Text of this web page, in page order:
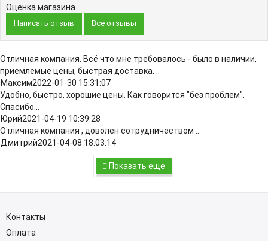
Оценка магазина
Написать отзыв Все отзывы
Отличная компания. Всё что мне требовалось - было в наличии,
приемлемые цены, быстрая доставка. ..
2022-01-30 15:31:07
Удобно, быстро, хорошие цены. Как говорится "без проблем".
Спасибо...
2021-04-19 10:39:28
Отличная компания , доволен сотрудничеством ..
2021-04-08 18:03:14
Показать еще
Контакты
Оплата